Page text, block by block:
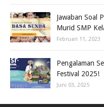
Jawaban Soal
Murid SMP
Februari 11, 2023
Pengalaman
Festival 2025!
Juni 03, 2025